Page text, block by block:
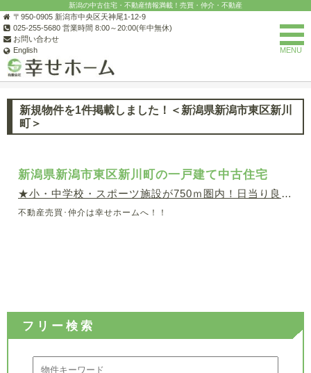
新潟の中古住宅・不動産情報満載！売買・仲介・不動産
〒950-0905 新潟市中央区天神尾1-12-9
025-255-5680 営業時間 8:00～20:00(年中無休)
お問い合わせ
English
MENU
(有)幸せホーム お知らせ一覧
新規物件を1件掲載しました！＜新潟県新潟市東区新川
町＞
新潟県新潟市東区新川町の一戸建て中古住宅
★小・中学校・スポーツ施設が750ｍ圏内！日当り良好
不動産売買･仲介は幸せホームへ！！
フリー検索